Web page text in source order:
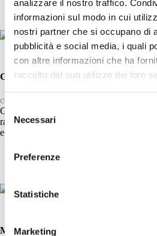
analizzare il nostro traffico.
informazioni sul modo in cui
nostri partner che si occupano di
pubblicità e social media, i quali
con altre informazioni che ha
raccolto dal suo utilizzo dei loro
Selezione
del
consenso
Necessari
Preferenze
Statistiche
Marketing
GHIAIA
cod. 60
Con un chiaro richiamo al pietrisco
raffinato e discreto: illumina gli ambienti
effetto visivo equilibrato e sofisticato.
MARRONE MATERA